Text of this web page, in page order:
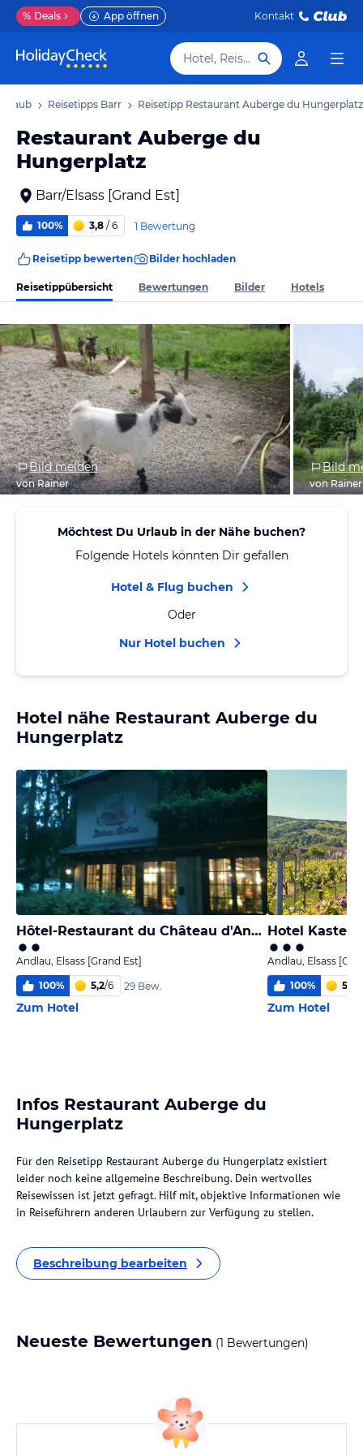
% Deals App öffnen Kontakt
Hotel, Reiseziel
Reisetipps Barr Reisetipp Restaurant Auberge du Hungerplatz
Restaurant Auberge du
Hungerplatz
Barr/Elsass [Grand Est]
100% 3,8 / 6 1 Bewertung
Reisetipp bewerten Bilder hochladen
Reisetippübersicht Bewertungen Bilder Hotels
Bild melden
von Rainer
Bild
von Rainer
Möchtest Du Urlaub in der Nähe buchen?
Folgende Hotels könnten Dir gefallen
Hotel & Flug buchen
Oder
Nur Hotel buchen
Hotel nähe Restaurant Auberge du
Hungerplatz
Hôtel-Restaurant du Château d'Andlau
Andlau, Elsass [Grand Est]
100% 5,2/6 29 Bew.
Zum Hotel
Hotel
Andlau, Elsass
100% 5,1
Zum Hotel
Infos Restaurant Auberge du
Hungerplatz
Für den Reisetipp Restaurant Auberge du Hungerplatz existiert
leider noch keine allgemeine Beschreibung. Dein wertvolles
Reisewissen ist jetzt gefragt. Hilf mit, objektive Informationen wie
in Reiseführern anderen Urlaubern zur Verfügung zu stellen.
Beschreibung bearbeiten
Neueste Bewertungen (1 Bewertungen)